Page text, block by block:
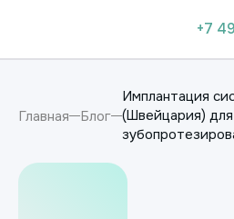
+7
Главная Блог
Имплантация
(Швейцария)